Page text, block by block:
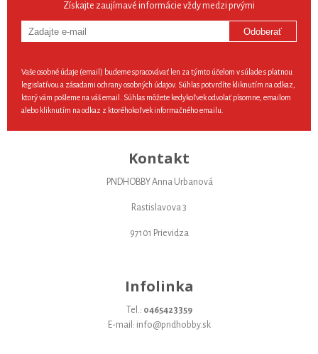
Získajte zaujímavé informácie vždy medzi prvými
Odoberať
Vaše osobné údaje (email) budeme spracovávať len za týmto účelom v súlade s platnou
legislatívou a zásadami ochrany osobných údajov. Súhlas potvrdíte kliknutím na odkaz,
ktorý vám pošleme na váš email. Súhlas môžete kedykoľvek odvolať písomne, emailom
alebo kliknutím na odkaz z ktoréhokoľvek informačného emailu.
Kontakt
PNDHOBBY Anna Urbanová
Rastislavova 3
97101 Prievidza
Infolinka
Tel.: 0465423359
E-mail: info@pndhobby.sk